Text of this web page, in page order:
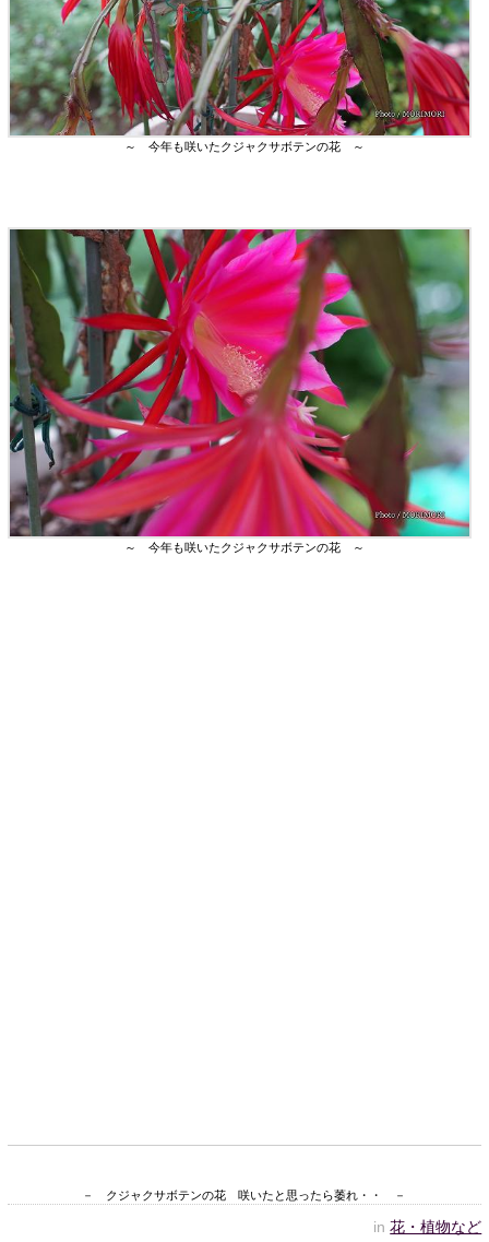
～ 今年も咲いたクジャクサボテンの花 ～
～ 今年も咲いたクジャクサボテンの花 ～
－ クジャクサボテンの花 咲いたと思ったら萎れ・・ －
in花・植物など